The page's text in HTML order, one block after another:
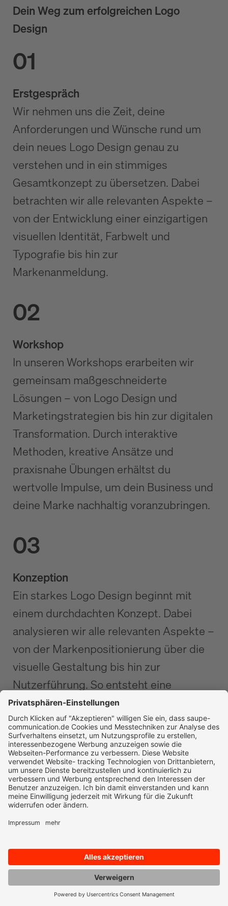
Dein Weg zum erfolgreichen Logo
Design
01
Erstgespräch
Wir nehmen uns die Zeit, deine
Anforderungen und Wünsche rund um
dein neues Logo Design genau zu
verstehen und in ein stimmiges
Gesamtkonzept zu übersetzen. Dabei
betrachten wir alle relevanten Aspekte –
von der Entwicklung einer einzigartigen
visuellen Identität, Farbwelt und
Typografie bis hin zur
Markenanmeldung.
02
Workshop
In unseren Workshops erarbeiten wir
gemeinsam maßgeschneiderte
Lösungen – von Logo Design und
Marketingstrategien bis hin zur digitalen
Transformation. Durch interaktive
Methoden, kreative Ansätze und
praxisnahe Übungen erhältst du
wertvolle Impulse, um dein Business und
deine Marke nachhaltig voranzubringen.
03
Konzeption
Ein starkes Logo Design beginnt mit
einem durchdachten Konzept. Dabei
analysieren wir alle relevanten Aspekte –
von der Markenpositionierung über die
visuelle Gestaltung bis hin zur
Nutzerführung. So entsteht eine
durchdachte Strategie, die als
Fundament für eine starke
Kommunikation dient.
04
Umsetzung
Wir bringen dein Logo Design von der
Strategie in die Realität – mit Fokus auf
Konsistenz und Wiedererkennung. Von
Farbwelt und Typografie bis hin zu
digitalen und gedruckten Anwendungen